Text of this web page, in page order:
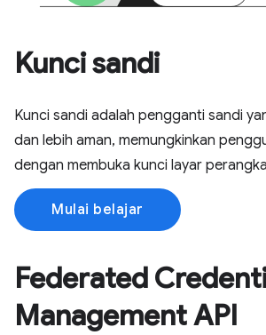
Kunci sandi
Kunci sandi adalah pengganti sandi
dan lebih aman, memungkinkan
dengan membuka kunci layar
Mulai belajar
Federated
Management API